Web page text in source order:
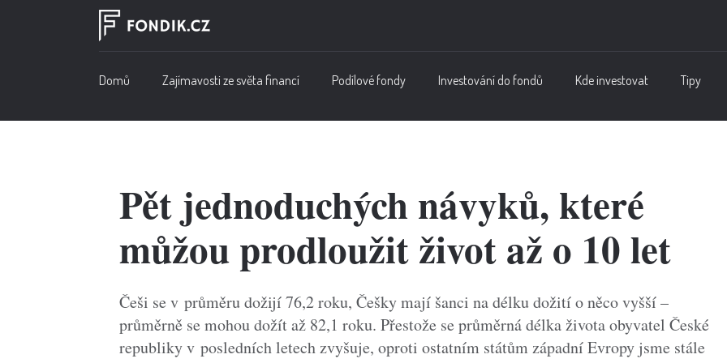
Domů Zajímavosti ze světa financí Podílové fondy Investování do fondů Kde investovat Tipy
Pět jednoduchých návyků, které
můžou prodloužit život až o 10 let
Češi se v průměru dožijí 76,2 roku, Češky mají šanci na délku dožití o něco vyšší –
průměrně se mohou dožít až 82,1 roku. Přestože se průměrná délka života obyvatel České
republiky v posledních letech zvyšuje, oproti ostatním státům západní Evropy jsme stále